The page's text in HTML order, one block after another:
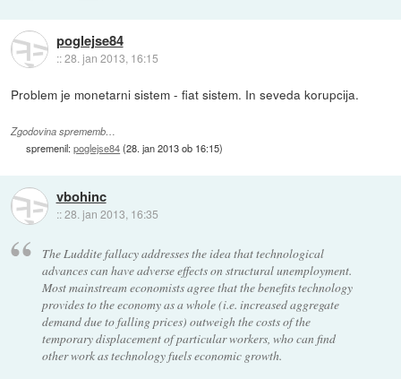
poglejse84
::28. jan 2013, 16:15
Problem je monetarni sistem - fiat sistem. In seveda korupcija.
Zgodovina sprememb…
spremenil:poglejse84(28. jan 2013 ob 16:15)
vbohinc
::28. jan 2013, 16:35
The Luddite fallacy addresses the idea that technological
advances can have adverse effects on structural unemployment.
Most mainstream economists agree that the benefits technology
provides to the economy as a whole (i.e. increased aggregate
demand due to falling prices) outweigh the costs of the
temporary displacement of particular workers, who can find
other work as technology fuels economic growth.